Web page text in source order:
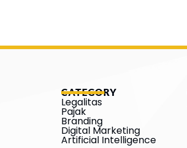
CATEGORY
Legalitas
Pajak
Branding
Digital Marketing
Artificial Intelligence